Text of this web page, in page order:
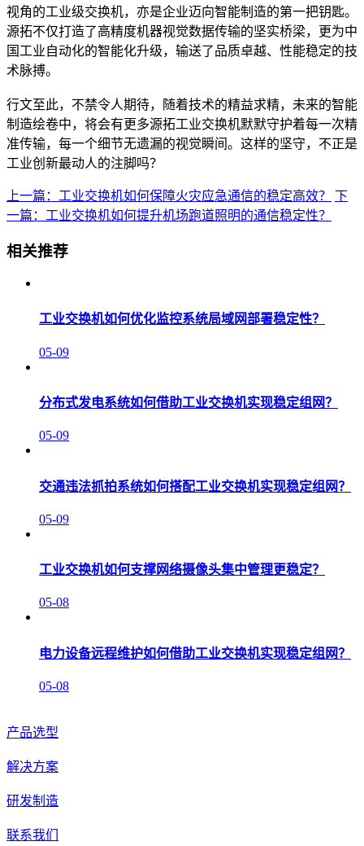
视角的工业级交换机，亦是企业迈向智能制造的第一把钥匙。
源拓不仅打造了高精度机器视觉数据传输的坚实桥梁，更为中
国工业自动化的智能化升级，输送了品质卓越、性能稳定的技
术脉搏。
行文至此，不禁令人期待，随着技术的精益求精，未来的智能
制造绘卷中，将会有更多源拓工业交换机默默守护着每一次精
准传输，每一个细节无遗漏的视觉瞬间。这样的坚守，不正是
工业创新最动人的注脚吗？
上一篇：工业交换机如何保障火灾应急通信的稳定高效？
下
一篇：工业交换机如何提升机场跑道照明的通信稳定性？
相关推荐
工业交换机如何优化监控系统局域网部署稳定性？
05-09
分布式发电系统如何借助工业交换机实现稳定组网？
05-09
交通违法抓拍系统如何搭配工业交换机实现稳定组网？
05-09
工业交换机如何支撑网络摄像头集中管理更稳定？
05-08
电力设备远程维护如何借助工业交换机实现稳定组网？
05-08
产品选型
解决方案
研发制造
联系我们